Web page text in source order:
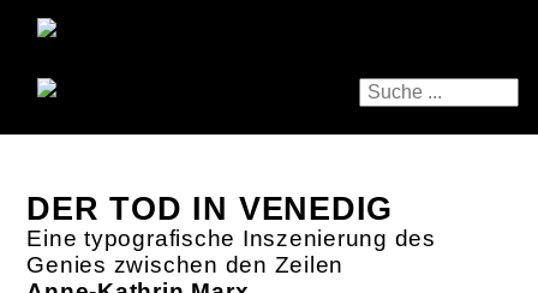
DER TOD IN VENEDIG
Eine typografische Inszenierung des
Genies zwischen den Zeilen